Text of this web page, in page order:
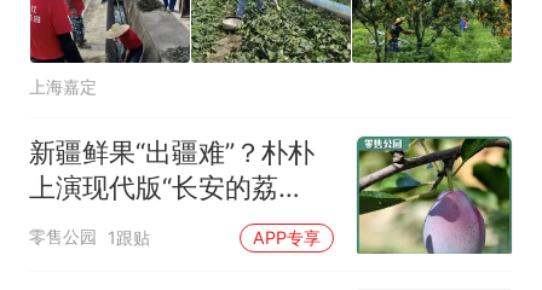
上海嘉定
新疆鲜果“出疆难”？朴朴
上演现代版“长安的荔
枝”！
零售公园 1跟贴 APP专享